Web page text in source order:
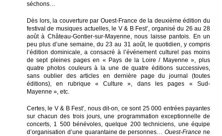
séchons…
Dès lors, la couverture par Ouest-France de la deuxième édition du
festival de musiques actuelles, le V & B Fest’, organisé du 26 au 28
août à Château-Gontier-sur-Mayenne, nous laisse pantois. En un
peu plus d’une semaine, du 23 au 31 août, le quotidien, y compris
l’édition dominicale, a consacré à l’événement culturel pas moins
de sept pleines pages en « Pays de la Loire / Mayenne », plus
quatre photos couleurs à la une de quatre éditions successives,
sans oublier des articles en dernière page du journal (toutes
éditions), en rubrique « Culture », dans les pages « Sud-
Mayenne », etc.
Certes, le V & B Fest’, nous dit-on, ce sont 25 000 entrées payantes
sur chacun des trois jours, une programmation exceptionnelle de
concerts, 1 500 bénévoles, quelque 200 techniciens, une équipe
d’organisation d’une quarantaine de personnes…Ouest-France ne